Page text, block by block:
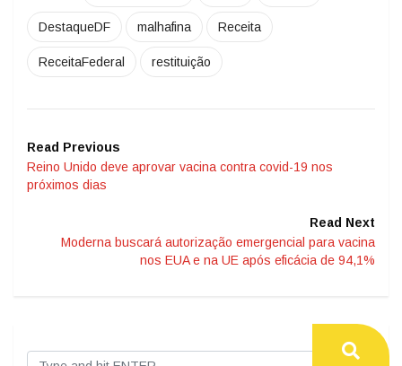
DestaqueDF malhafina Receita
ReceitaFederal restituição
Read Previous
Reino Unido deve aprovar vacina contra covid-19 nos
próximos dias
Read Next
Moderna buscará autorização emergencial para vacina
nos EUA e na UE após eficácia de 94,1%